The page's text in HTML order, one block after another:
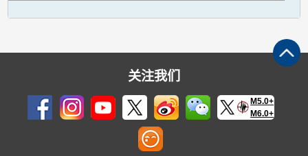
关注我们
M5.0+
M6.0+